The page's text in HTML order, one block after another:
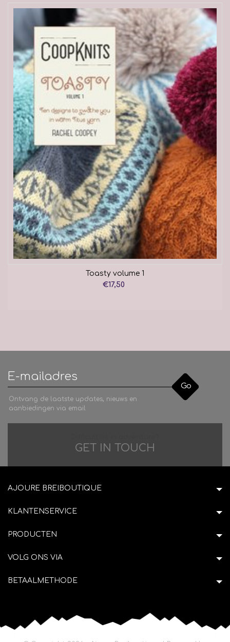
Toasty volume 1
€17,50
Go
Ontvang de laatste updates, nieuws en
aanbiedingen via email
GET IN TOUCH
AJOURE BREIBOUTIQUE
KLANTENSERVICE
PRODUCTEN
VOLG ONS VIA
BETAALMETHODE